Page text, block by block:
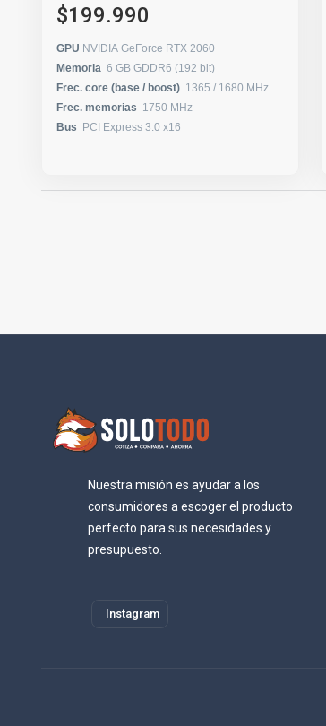
$199.990
GPU NVIDIA GeForce RTX 2060
Memoria 6 GB GDDR6 (192 bit)
Frec. core (base / boost) 1365 / 1680 MHz
Frec. memorias 1750 MHz
Bus PCI Express 3.0 x16
Nuestra misión es ayudar a los
consumidores a escoger el producto
perfecto para sus necesidades y
presupuesto.
Instagram